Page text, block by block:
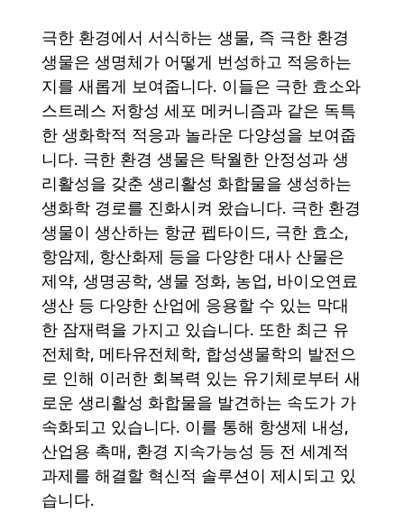
극한 환경에서 서식하는 생물, 즉 극한 환경
생물은 생명체가 어떻게 번성하고 적응하는
지를 새롭게 보여줍니다. 이들은 극한 효소와
스트레스 저항성 세포 메커니즘과 같은 독특
한 생화학적 적응과 놀라운 다양성을 보여줍
니다. 극한 환경 생물은 탁월한 안정성과 생
리활성을 갖춘 생리활성 화합물을 생성하는
생화학 경로를 진화시켜 왔습니다. 극한 환경
생물이 생산하는 항균 펩타이드, 극한 효소,
항암제, 항산화제 등을 다양한 대사 산물은
제약, 생명공학, 생물 정화, 농업, 바이오연료
생산 등 다양한 산업에 응용할 수 있는 막대
한 잠재력을 가지고 있습니다. 또한 최근 유
전체학, 메타유전체학, 합성생물학의 발전으
로 인해 이러한 회복력 있는 유기체로부터 새
로운 생리활성 화합물을 발견하는 속도가 가
속화되고 있습니다. 이를 통해 항생제 내성,
산업용 촉매, 환경 지속가능성 등 전 세계적
과제를 해결할 혁신적 솔루션이 제시되고 있
습니다.